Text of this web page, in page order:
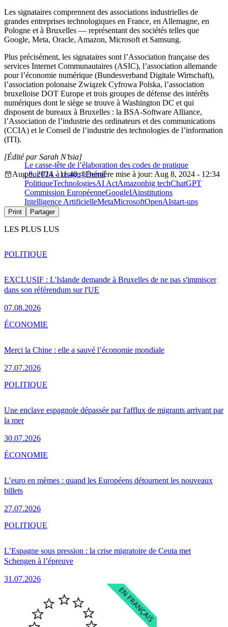
Les signataires comprennent des associations industrielles de
grandes entreprises technologiques en France, en Allemagne, en
Pologne et à Bruxelles — représentant des sociétés telles que
Google, Meta, Oracle, Amazon, Microsoft et Samsung.
Plus précisément, les signataires sont l’Association française des
services Internet Communautaires (ASIC), l’association allemande
pour l’économie numérique (Bundesverband Digitale Wirtschaft),
l’association polonaise Związek Cyfrowa Polska, l’association
bruxelloise DOT Europe et trois groupes de défense des intérêts
numériques dont le siège se trouve à Washington DC et qui
disposent de bureaux à Bruxelles : la BSA-Software Alliance,
l’Association de l’industrie des ordinateurs et des communications
(CCIA) et le Conseil de l’industrie des technologies de l’information
(ITI).
Le casse-tête de l’élaboration des codes de pratique
pour l’IA à usage général
[Édité par Sarah N’tsia]
Aug 8, 2024 - 11:40
Dernière mise à jour: Aug 8, 2024 - 12:34
PolitiqueTechnologiesAI ActAmazonbig techChatGPT
Commission EuropéenneGoogleIAinstitutions
Intelligence ArtificielleMetaMicrosoftOpenAIstart-ups
Print Partager
LES PLUS LUS
EXCLUSIF : L'Islande demande à Bruxelles de ne pas s'immiscer
dans son référendum sur l'UE
07.08.2026
POLITIQUE
Merci la Chine : elle a sauvé l’économie mondiale
27.07.2026
ÉCONOMIE
Une enclave espagnole dépassée par l'afflux de migrants arrivant par
la mer
30.07.2026
POLITIQUE
L’euro en mèmes : quand les Européens détournent les nouveaux
billets
27.07.2026
ÉCONOMIE
L’Espagne sous pression : la crise migratoire de Ceuta met
Schengen à l’épreuve
31.07.2026
POLITIQUE